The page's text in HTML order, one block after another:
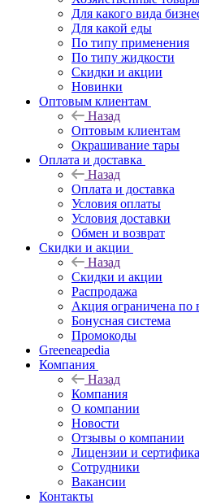
Для какого вида
Для какой еды
По типу применения
По типу жидкости
Скидки и акции
Новинки
Оптовым клиентам
Назад
Оптовым клиентам
Окрашивание тары
Оплата и доставка
Назад
Оплата и доставка
Условия оплаты
Условия доставки
Обмен и возврат
Скидки и акции
Назад
Скидки и акции
Распродажа
Акция ограничена по
Бонусная система
Промокоды
Greeneapedia
Компания
Назад
Компания
О компании
Новости
Отзывы о компании
Лицензии и
Сотрудники
Вакансии
Контакты